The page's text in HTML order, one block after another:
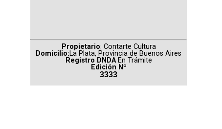
Propietario: Contarte Cultura
Domicilio:La Plata, Provincia de Buenos Aires
Registro DNDA En Trámite
Edición Nº
3333